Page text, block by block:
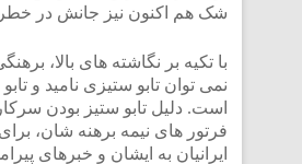
شک هم اکنون نیز جانش در
با تکیه بر نگاشته های بالا،
نمی توان تابو ستیزی نامید و
است. دلیل تابو ستیز بودن
فرتور های نیمه برهنه شان،
ایرانیان به ایشان و خبرهای